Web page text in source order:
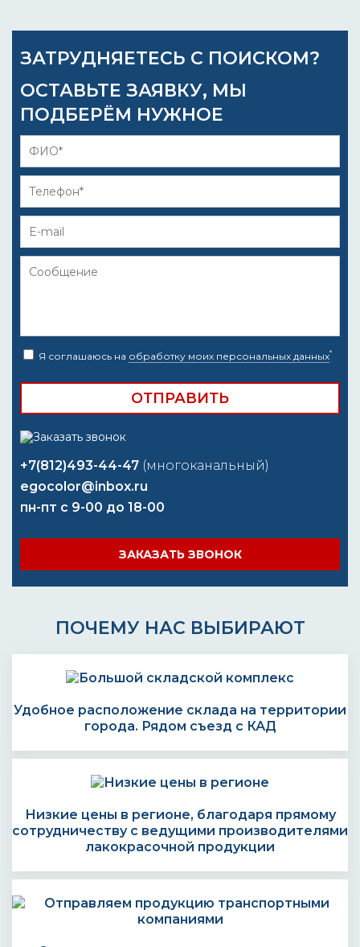
ЗАТРУДНЯЕТЕСЬ С ПОИСКОМ?
ОСТАВЬТЕ ЗАЯВКУ, МЫ
ПОДБЕРЁМ НУЖНОЕ
Я соглашаюсь на обработку моих персональных данных*
+7(812)493-44-47 (многоканальный)
egocolor@inbox.ru
пн-пт с 9-00 до 18-00
ЗАКАЗАТЬ ЗВОНОК
ПОЧЕМУ НАС ВЫБИРАЮТ
Удобное расположение склада на территории
города. Рядом съезд с КАД
Низкие цены в регионе, благодаря прямому
сотрудничеству с ведущими производителями
лакокрасочной продукции